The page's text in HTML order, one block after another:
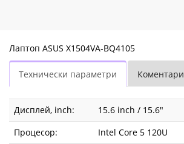
Лаптоп ASUS X1504VA-BQ4105
Технически параметри Коментари
Дисплей, inch:
15.6 inch / 15.6"
Процесор:
Intel Core 5 120U